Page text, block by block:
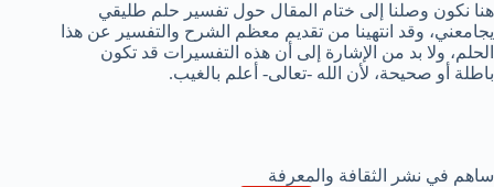
هنا نكون وصلنا إلى ختام المقال حول تفسير حلم طليقي
يجامعني، وقد انتهينا من تقديم معظم الشرح والتفسير عن هذا
الحلم، ولا بد من الإشارة إلى أن هذه التفسيرات قد تكون
باطلة أو صحيحة، لأن الله -تعالى- أعلم بالغيب.
ساهم في نشر الثقافة والمعرفة